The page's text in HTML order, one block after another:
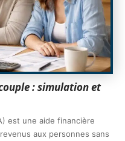
: simulation et
est une aide financière
aux personnes sans